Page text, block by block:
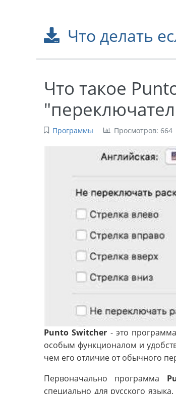
Что делать
Что такое
Программы Просмотров: 664
Punto Switcher - это
особым функционалом и
чем его отличие от обычного
Первоначально программа
специально для русского